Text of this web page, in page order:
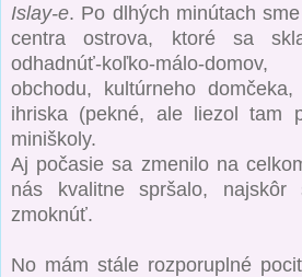
Islay-e. Po dlhých minútach
centra ostrova, ktoré sa
odhadnúť-koľko-málo-
obchodu, kultúrneho
ihriska (pekné, ale liezol tam
miniškoly.
Aj počasie sa zmenilo na
nás kvalitne spršalo, najskôr
zmoknúť.
No mám stále rozporuplné